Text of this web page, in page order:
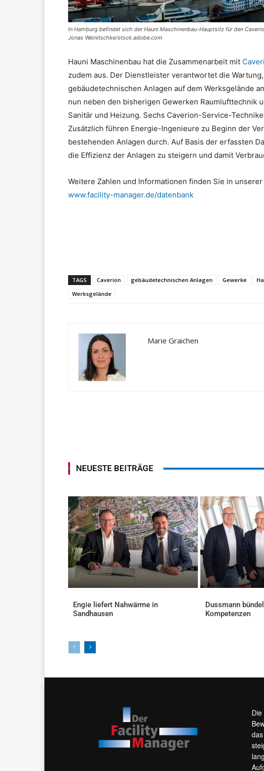
In Hamburg befindet sich der Hauni Maschinenbau-Hauptsitz für den
Jonas Weinitschke/stock.adobe.com
Hauni Maschinenbau hat die Zusammenarbeit mit
zudem aus. Der Dienstleister verantwortet die
gebäudetechnischen Anlagen auf dem Werksgelände
nun neben den bisherigen Gewerken Raumlufttechnik
Sanitär und Heizung. Sechs Caverion-Service-
Zusätzlich führen Energie-Ingenieure zu Beginn der
bestehenden Anlagen durch. Auf Basis der erfassten
die Effizienz der Anlagen zu steigern und damit
Weitere Zahlen und Informationen finden Sie in
www.facility-manager.de/datenbank
TAGS Caverion gebäudetechnischen Anlagen Gewerke
Werksgelände
Marie Graichen
NEUESTE BEITRÄGE
Engie liefert Nahwärme in
Sandhausen
Dussmann
Kompetenzen